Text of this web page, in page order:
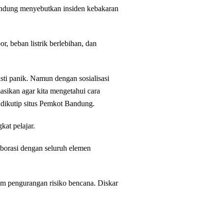
menyebutkan insiden kebakaran
beban listrik berlebihan, dan
panik. Namun dengan sosialisasi
agar kita mengetahui cara
situs Pemkot Bandung.
pelajar.
dengan seluruh elemen
pengurangan risiko bencana. Diskar